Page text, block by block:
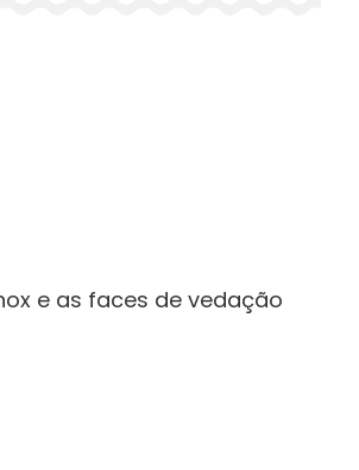
e as faces de vedação